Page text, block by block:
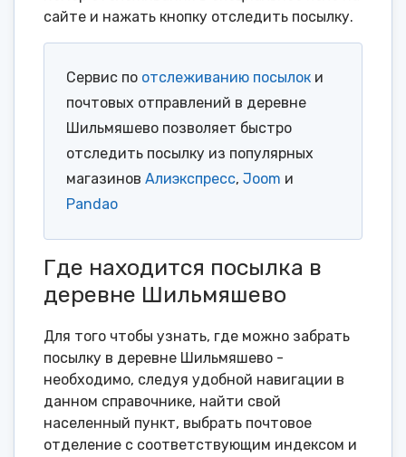
сайте и нажать кнопку отследить посылку.
Сервис по отслеживанию посылок и
почтовых отправлений в деревне
Шильмяшево позволяет быстро
отследить посылку из популярных
магазинов Алиэкспресс, Joom и
Pandao
Где находится посылка в
деревне Шильмяшево
Для того чтобы узнать, где можно забрать
посылку в деревне Шильмяшево -
необходимо, следуя удобной навигации в
данном справочнике, найти свой
населенный пункт, выбрать почтовое
отделение с соответствующим индексом и